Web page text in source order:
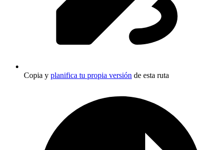
Copia y planifica tu propia versión de esta ruta